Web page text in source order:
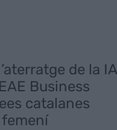
de la IA
Business
catalanes